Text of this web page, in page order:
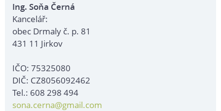
Ing. Soňa Černá
Kancelář:
obec Drmaly č. p. 81
431 11 Jirkov
IČO: 75325080
DIČ: CZ8056092462
Tel.: 608 298 494
sona.cerna@gmail.com